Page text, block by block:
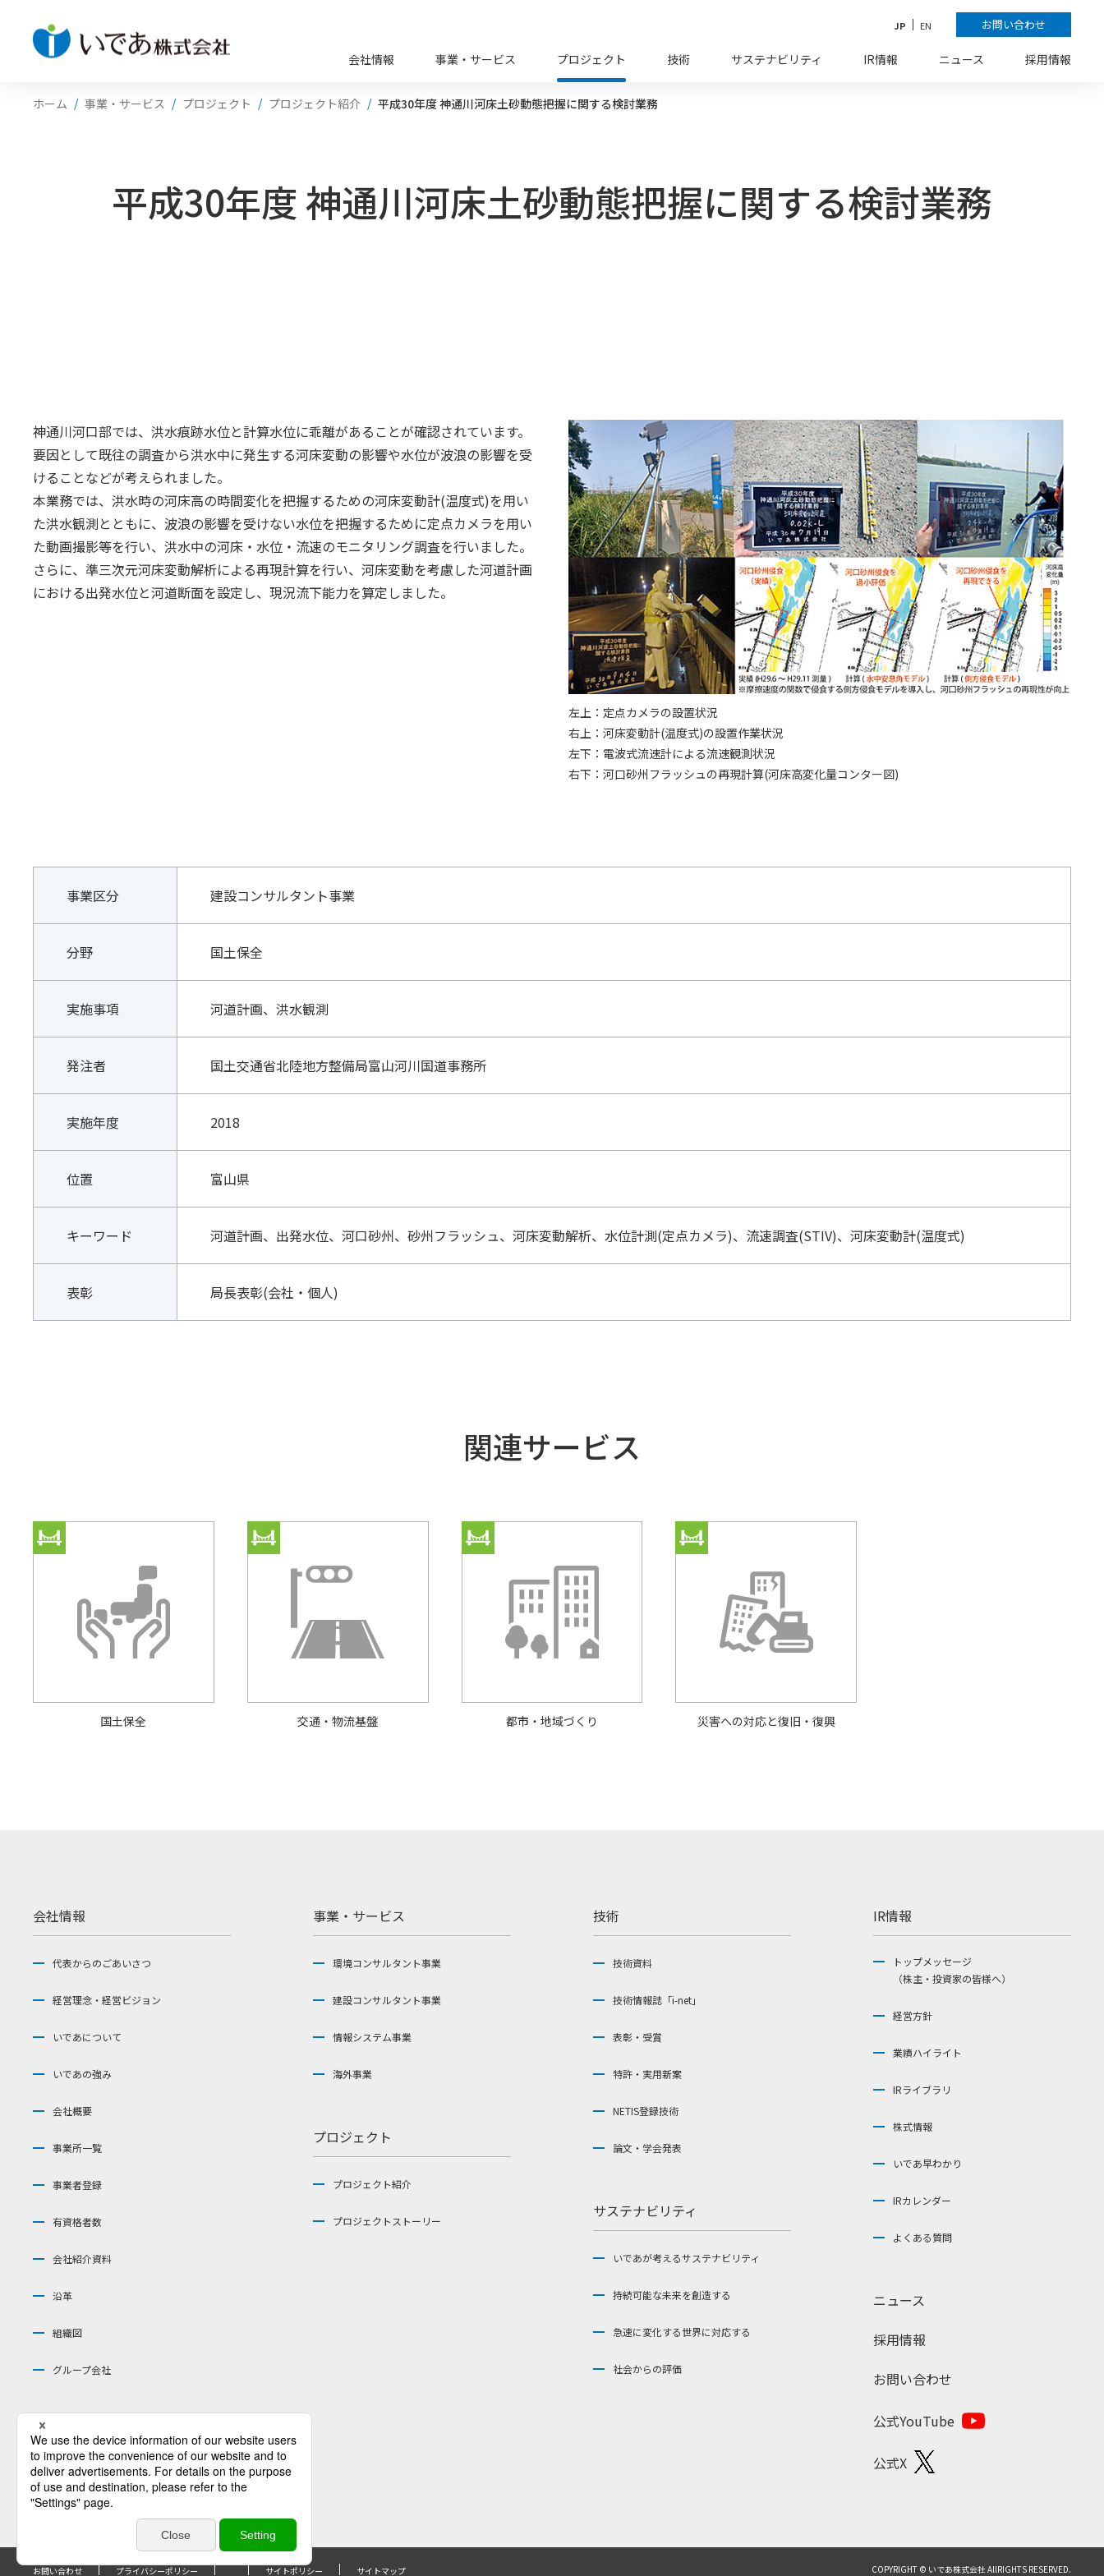
JP EN お問い合わせ
会社情報 事業・サービス プロジェクト 技術 サステナビリティ IR情報 ニュース 採用情報
ホーム 事業・サービス プロジェクト プロジェクト紹介 平成30年度 神通川河床土砂動態把握に関する検討業務
平成30年度 神通川河床土砂動態把握に関する検討業務
神通川河口部では、洪水痕跡水位と計算水位に乖離があることが確認されています。
要因として既往の調査から洪水中に発生する河床変動の影響や水位が波浪の影響を受
けることなどが考えられました。
本業務では、洪水時の河床高の時間変化を把握するための河床変動計(温度式)を用い
た洪水観測とともに、波浪の影響を受けない水位を把握するために定点カメラを用い
た動画撮影等を行い、洪水中の河床・水位・流速のモニタリング調査を行いました。
さらに、準三次元河床変動解析による再現計算を行い、河床変動を考慮した河道計画
における出発水位と河道断面を設定し、現況流下能力を算定しました。
左上：定点カメラの設置状況
右上：河床変動計(温度式)の設置作業状況
左下：電波式流速計による流速観測状況
右下：河口砂州フラッシュの再現計算(河床高変化量コンター図)
事業区分 建設コンサルタント事業
分野 国土保全
実施事項 河道計画、洪水観測
発注者 国土交通省北陸地方整備局富山河川国道事務所
実施年度 2018
位置 富山県
キーワード 河道計画、出発水位、河口砂州、砂州フラッシュ、河床変動解析、水位計測(定点カメラ)、流速調査(STIV)、河床変動計(温度式)
表彰 局長表彰(会社・個人)
関連サービス
国⼟保全 交通・物流基盤 都市・地域づくり 災害への対応と復旧・復興
会社情報
代表からのごあいさつ
経営理念・経営ビジョン
いであについて
いであの強み
会社概要
事業所一覧
事業者登録
有資格者数
会社紹介資料
沿革
組織図
グループ会社
事業・サービス
環境コンサルタント事業
建設コンサルタント事業
情報システム事業
海外事業
プロジェクト
プロジェクト紹介
プロジェクトストーリー
技術
技術資料
技術情報誌「i-net」
表彰・受賞
特許・実用新案
NETIS登録技術
論文・学会発表
サステナビリティ
いであが考えるサステナビリティ
持続可能な未来を創造する
急速に変化する世界に対応する
社会からの評価
IR情報
トップメッセージ
（株主・投資家の皆様へ）
経営方針
業績ハイライト
IRライブラリ
株式情報
いであ早わかり
IRカレンダー
よくある質問
ニュース
採用情報
お問い合わせ
公式YouTube
公式X
お問い合わせ プライバシーポリシー サイトポリシー サイトマップ COPYRIGHT © いであ株式会社 AllRIGHTS RESERVED.